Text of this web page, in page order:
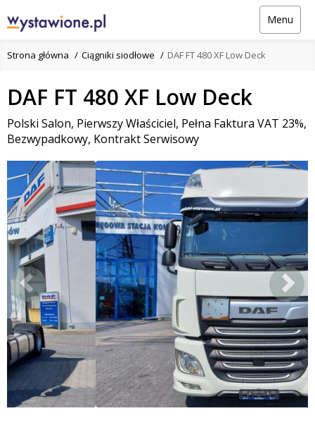
Menu
Strona główna Ciągniki siodłowe DAF FT 480 XF Low Deck
DAF FT 480 XF Low Deck
Polski Salon, Pierwszy Właściciel, Pełna Faktura VAT 23%,
Bezwypadkowy, Kontrakt Serwisowy